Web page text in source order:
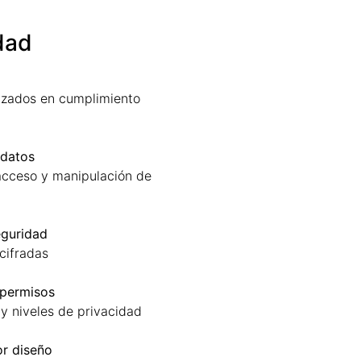
en cumplimiento
y manipulación de
niveles de privacidad
diseño